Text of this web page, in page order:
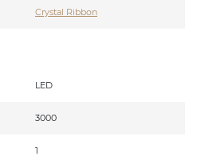
Crystal Ribbon
LED
3000
1